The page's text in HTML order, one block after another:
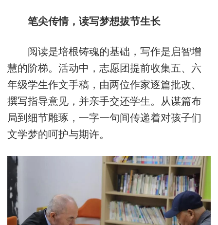
笔尖传情，读写梦想拔节生长
阅读是培根铸魂的基础，写作是启智增
慧的阶梯。活动中，志愿团提前收集五、六
年级学生作文手稿，由两位作家逐篇批改、
撰写指导意见，并亲手交还学生。从谋篇布
局到细节雕琢，一字一句间传递着对孩子们
文学梦的呵护与期许。